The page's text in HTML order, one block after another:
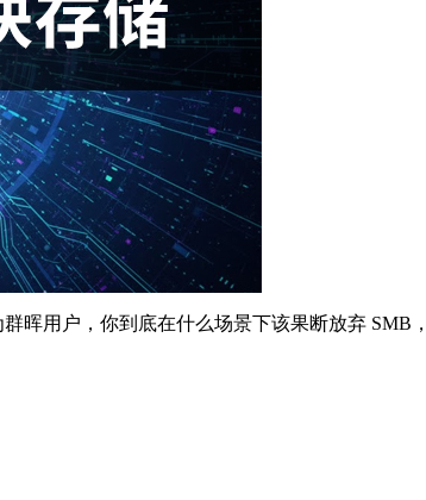
晖用户，你到底在什么场景下该果断放弃 SMB